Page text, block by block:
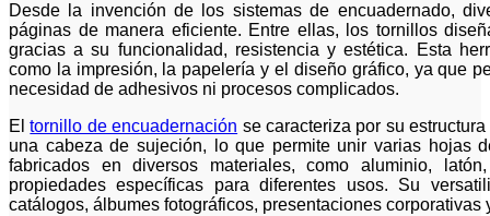
Desde la invención de los sistemas de encuadernado, diversas soluciones han sido utilizadas para unir
páginas de manera eficiente. Entre ellas, los tornillos
gracias a su funcionalidad, resistencia y estética. Esta
como la impresión, la papelería y el diseño gráfico, ya que
necesidad de adhesivos ni procesos complicados.
Eltornillo de encuadernación se caracteriza por su
una cabeza de sujeción, lo que permite unir varias hojas
fabricados en diversos materiales, como aluminio,
propiedades específicas para diferentes usos. Su
catálogos, álbumes fotográficos, presentaciones corporativas